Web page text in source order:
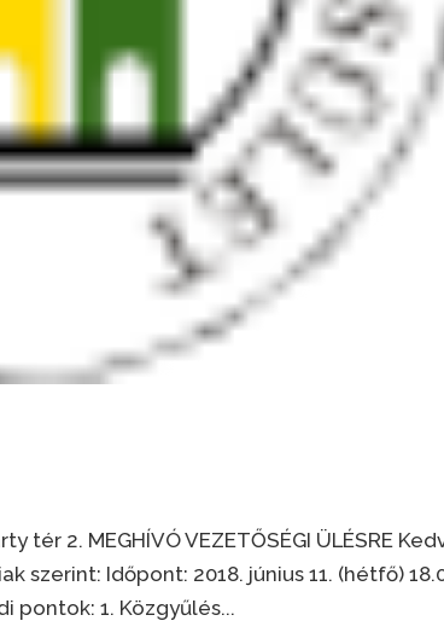
tér 2. MEGHÍVÓ VEZETŐSÉGI ÜLÉSRE
szerint: Időpont: 2018. június 11. (hétfő)
pontok: 1. Közgyűlés...